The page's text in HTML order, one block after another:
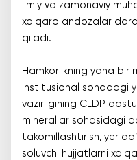
ilmiy va zamonaviy
xalqaro andozalar
qiladi.
Hamkorlikning yana bir
institusional sohadagi
vazirligining CLDP
minerallar sohasidagi
takomillashtirish, yer
soluvchi hujjatlarni